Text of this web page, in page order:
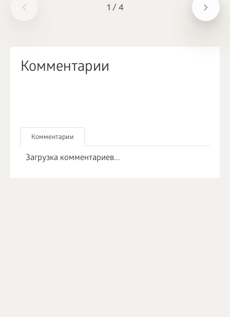
1 / 4
Комментарии
Комментарии
Загрузка комментариев...